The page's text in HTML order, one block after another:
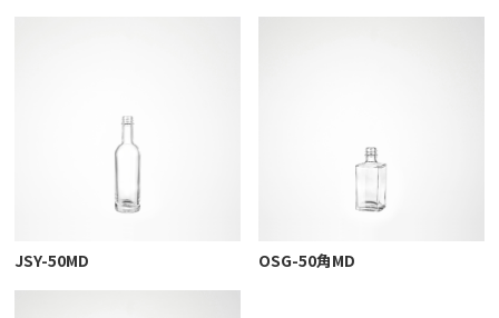
JSY-50MD OSG-50角MD